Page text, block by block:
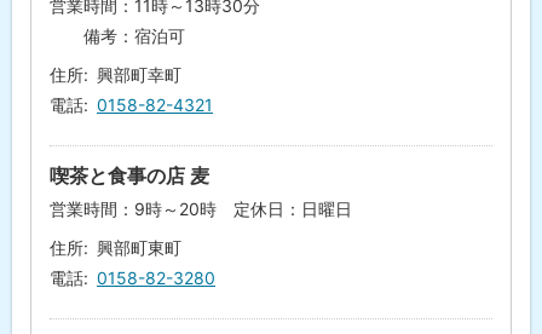
営業時間：11時～13時30分
備考：宿泊可
住所
興部町幸町
電話
0158-82-4321
喫茶と食事の店 麦
営業時間：9時～20時 定休日：日曜日
住所
興部町東町
電話
0158-82-3280